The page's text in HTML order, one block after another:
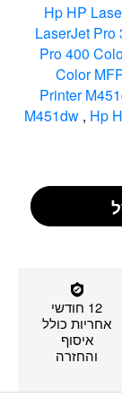
Hp HP
LaserJet Pro
Pro 400
Color
Printer
M451dw‎ , Hp
12 חודשי
אחריות כולל
איסוף
והחזרה